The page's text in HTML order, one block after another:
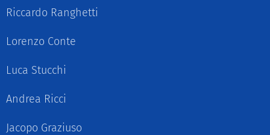
Riccardo Ranghetti
Lorenzo Conte
Luca Stucchi
Andrea Ricci
Jacopo Graziuso